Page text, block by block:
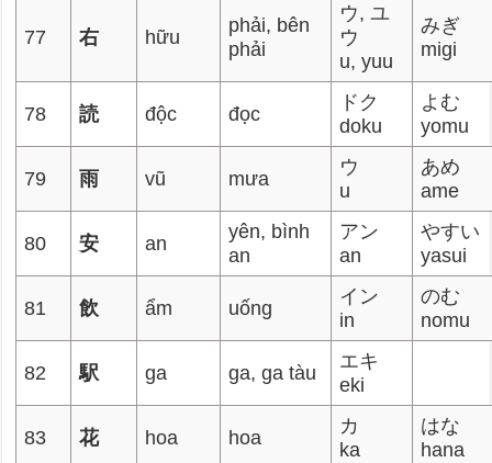
77 右 hữu
phải, bên
phải
ウ, ユ
ウ
u, yuu
みぎ
migi
78 読 độc đọc
ドク
doku
よむ
yomu
79 雨 vũ mưa
ウ
u
あめ
ame
80 安 an
yên, bình
an
アン
an
やすい
yasui
81 飲 ẩm uống
イン
in
のむ
nomu
82 駅 ga ga, ga tàu
エキ
eki
83 花 hoa hoa
カ
ka
はな
hana